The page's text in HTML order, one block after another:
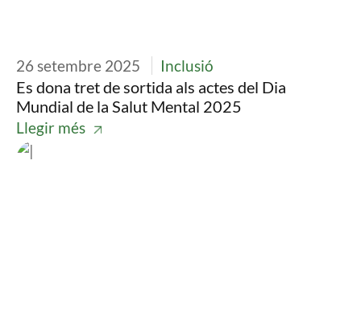
26 setembre 2025 Inclusió
Es dona tret de sortida als actes del Dia
Mundial de la Salut Mental 2025
Llegir més
Imatge